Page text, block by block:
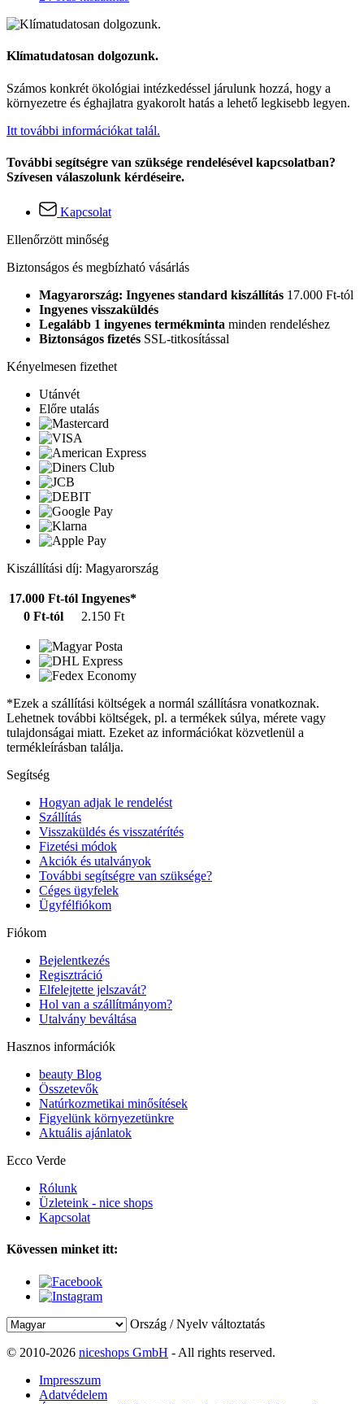
Klímatudatosan dolgozunk.
Számos konkrét ökológiai intézkedéssel járulunk hozzá, hogy a
környezetre és éghajlatra gyakorolt hatás a lehető legkisebb legyen.
Itt további információkat talál.
További segítségre van szüksége rendelésével kapcsolatban?
Szívesen válaszolunk kérdéseire.
Kapcsolat
Ellenőrzött minőség
Biztonságos és megbízható vásárlás
Magyarország: Ingyenes standard kiszállítás 17.000 Ft-tól
Ingyenes visszaküldés
Legalább 1 ingyenes termékminta minden rendeléshez
Biztonságos fizetés SSL-titkosítással
Kényelmesen fizethet
Utánvét
Előre utalás
Kiszállítási díj: Magyarország
17.000 Ft-tól Ingyenes*
0 Ft-tól
2.150 Ft
*Ezek a szállítási költségek a normál szállításra vonatkoznak.
Lehetnek további költségek, pl. a termékek súlya, mérete vagy
tulajdonságai miatt. Ezeket az információkat közvetlenül a
termékleírásban találja.
Segítség
Hogyan adjak le rendelést
Szállítás
Visszaküldés és visszatérítés
Fizetési módok
Akciók és utalványok
További segítségre van szüksége?
Céges ügyfelek
Ügyfélfiókom
Fiókom
Bejelentkezés
Regisztráció
Elfelejtette jelszavát?
Hol van a szállítmányom?
Utalvány beváltása
Hasznos információk
beauty Blog
Összetevők
Natúrkozmetikai minősítések
Figyelünk környezetünkre
Aktuális ajánlatok
Ecco Verde
Rólunk
Üzleteink - nice shops
Kapcsolat
Kövessen minket itt:
Ország / Nyelv változtatás
© 2010-2026 niceshops GmbH - All rights reserved.
Impresszum
Adatvédelem